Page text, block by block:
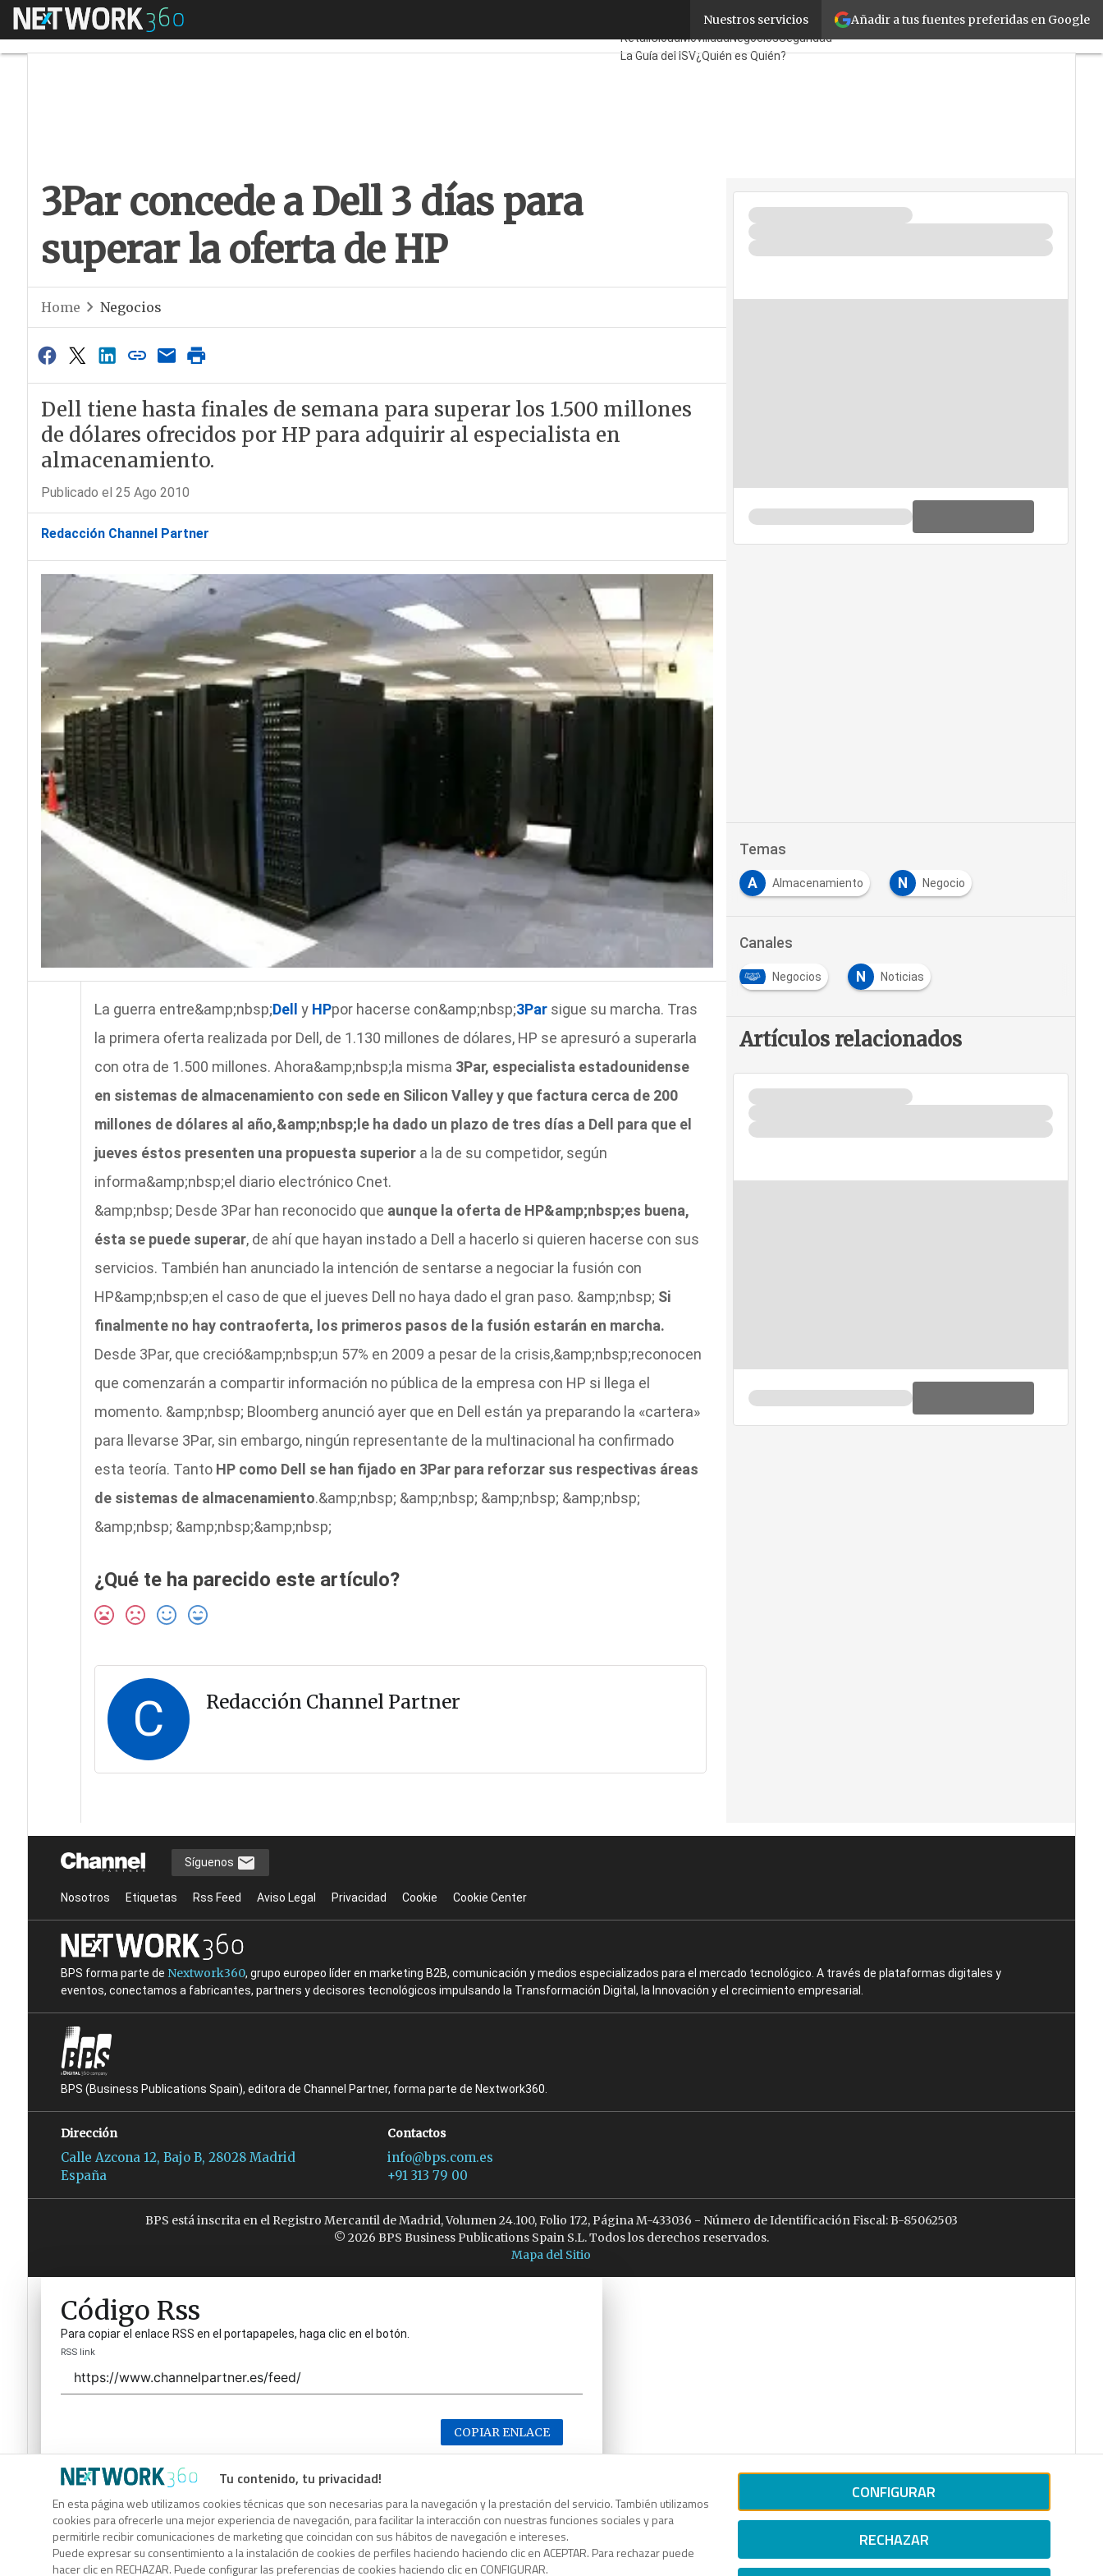
Añadir a tus fuentes preferidas en Google
Nuestros servicios
Menú MayoristasTicPymesCorporate
RetailCloudMovilidadNegociosSeguridad
La Guía del ISV¿Quién es Quién?
3Par concede a Dell 3 días para
superar la oferta de HP
Home Negocios
Dell tiene hasta finales de semana para superar los 1.500 millones
de dólares ofrecidos por HP para adquirir al especialista en
almacenamiento.
Publicado el 25 Ago 2010
Redacción Channel Partner
La guerra entre&amp;nbsp;Dell y HPpor hacerse con&amp;nbsp;3Parsigue su marcha. Tras
la primera oferta realizada por Dell, de 1.130 millones de dólares, HP se apresuró a superarla
con otra de 1.500 millones. Ahora&amp;nbsp;la misma 3Par, especialista estadounidense
en sistemas de almacenamiento con sede en Silicon Valley y que factura cerca de 200
millones de dólares al año,&amp;nbsp;le ha dado un plazo de tres días a Dell para que el
jueves éstos presenten una propuesta superiora la de su competidor, según
informa&amp;nbsp;el diario electrónico Cnet.
&amp;nbsp; Desde 3Par han reconocido que aunque la oferta de HP&amp;nbsp;es buena,
ésta se puede superar, de ahí que hayan instado a Dell a hacerlo si quieren hacerse con sus
servicios. También han anunciado la intención de sentarse a negociar la fusión con
HP&amp;nbsp;en el caso de que el jueves Dell no haya dado el gran paso. &amp;nbsp; Si
finalmente no hay contraoferta, los primeros pasos de la fusión estarán en marcha.
Desde 3Par, que creció&amp;nbsp;un 57% en 2009 a pesar de la crisis,&amp;nbsp;reconocen
que comenzarán a compartir información no pública de la empresa con HP si llega el
momento. &amp;nbsp; Bloomberg anunció ayer que en Dell están ya preparando la «cartera»
para llevarse 3Par, sin embargo, ningún representante de la multinacional ha confirmado
esta teoría. Tanto HP como Dell se han fijado en 3Par para reforzar sus respectivas áreas
de sistemas de almacenamiento.&amp;nbsp; &amp;nbsp; &amp;nbsp; &amp;nbsp;
&amp;nbsp; &amp;nbsp;&amp;nbsp;
¿Qué te ha parecido este artículo?
C Redacción Channel Partner
Temas
A Almacenamiento N Negocio
Canales
Negocios N Noticias
Artículos relacionados
Tu contenido, tu privacidad!
En esta página web utilizamos cookies técnicas que son necesarias para la navegación y la prestación del servicio. También utilizamos
cookies para ofrecerle una mejor experiencia de navegación, para facilitar la interacción con nuestras funciones sociales y para
permitirle recibir comunicaciones de marketing que coincidan con sus hábitos de navegación e intereses.
Puede expresar su consentimiento a la instalación de cookies de perfiles haciendo haciendo clic en ACEPTAR. Para rechazar puede
hacer clic en RECHAZAR. Puede configurar las preferencias de cookies haciendo clic en CONFIGURAR.
CONFIGURAR
RECHAZAR
Síguenos
Nosotros Etiquetas Rss Feed Aviso Legal Privacidad Cookie Cookie Center
BPS forma parte de Nextwork360, grupo europeo líder en marketing B2B, comunicación y medios especializados para el mercado tecnológico. A través de plataformas digitales y
eventos, conectamos a fabricantes, partners y decisores tecnológicos impulsando la Transformación Digital, la Innovación y el crecimiento empresarial.
BPS (Business Publications Spain), editora de Channel Partner, forma parte de Nextwork360.
Dirección
Calle Azcona 12, Bajo B, 28028 Madrid
España
Contactos
info@bps.com.es
+91 313 79 00
BPS está inscrita en el Registro Mercantil de Madrid, Volumen 24.100, Folio 172, Página M-433036 - Número de Identificación Fiscal: B-85062503
© 2026 BPS Business Publications Spain S.L. Todos los derechos reservados.
Mapa del Sitio
Código Rss
Para copiar el enlace RSS en el portapapeles, haga clic en el botón.
RSS link
COPIAR ENLACE
Código Rss
Para copiar el enlace RSS en el portapapeles, haga clic en el botón.